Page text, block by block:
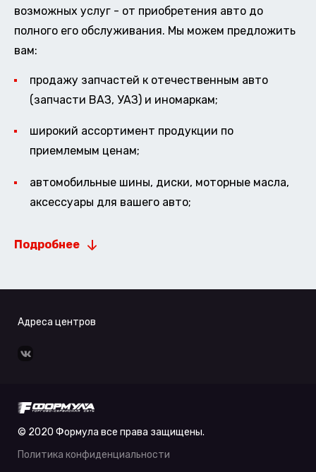
возможных услуг - от приобретения авто до
полного его обслуживания. Мы можем предложить
вам:
продажу запчастей к отечественным авто
(запчасти ВАЗ, УАЗ) и иномаркам;
широкий ассортимент продукции по
приемлемым ценам;
автомобильные шины, диски, моторные масла,
аксессуары для вашего авто;
Подробнее
Адреса центров
© 2020 Формула все права защищены.
Политика конфиденциальности